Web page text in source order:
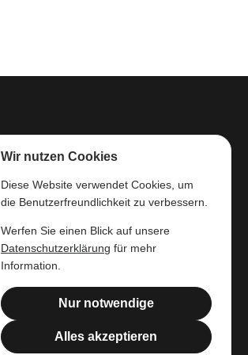
Der wallonische
Wertholzlagerplatz
Juristensprache
Filière Bois Wallonie
Wir nutzen Cookies
Diese Website verwendet Cookies, um
die Benutzerfreundlichkeit zu verbessern.
Werfen Sie einen Blick auf unsere
Datenschutzerklärung für mehr
Information.
Nur notwendige
Alles akzeptieren